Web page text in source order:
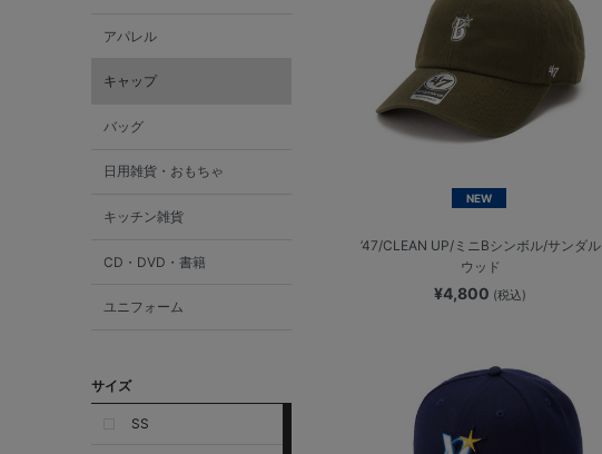
アパレル
キャップ
バッグ
日用雑貨・おもちゃ
キッチン雑貨
CD・DVD・書籍
ユニフォーム
サイズ
SS
NEW
’47/CLEAN UP/ミニBシンボル/サンダル
ウッド
¥4,800 (税込)